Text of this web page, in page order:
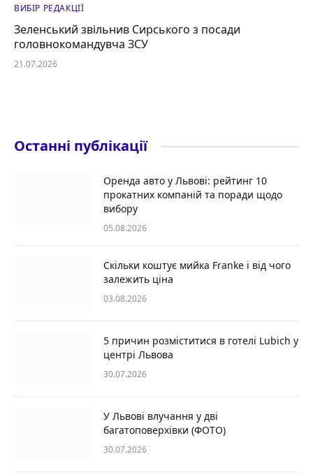
ВИБІР РЕДАКЦІЇ
Зеленський звільнив Сирського з посади
головнокомандувча ЗСУ
21.07.2026
Останні публікації
Оренда авто у Львові: рейтинг 10
прокатних компаній та поради щодо
вибору
05.08.2026
Скільки коштує мийка Franke і від чого
залежить ціна
03.08.2026
5 причин розміститися в готелі Lubich у
центрі Львова
30.07.2026
У Львові влучання у дві
багатоповерхівки (ФОТО)
30.07.2026